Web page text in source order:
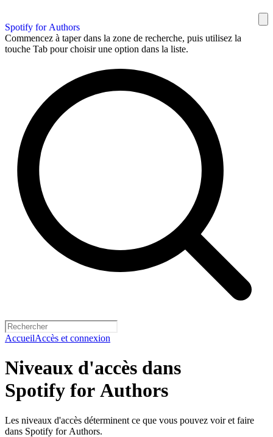
Spotify for Authors
Commencez à taper dans la zone de recherche, puis utilisez la
touche Tab pour choisir une option dans la liste.
AccueilAccès et connexion
Niveaux d'accès dans
Spotify for Authors
Les niveaux d'accès déterminent ce que vous pouvez voir et faire
dans Spotify for Authors.